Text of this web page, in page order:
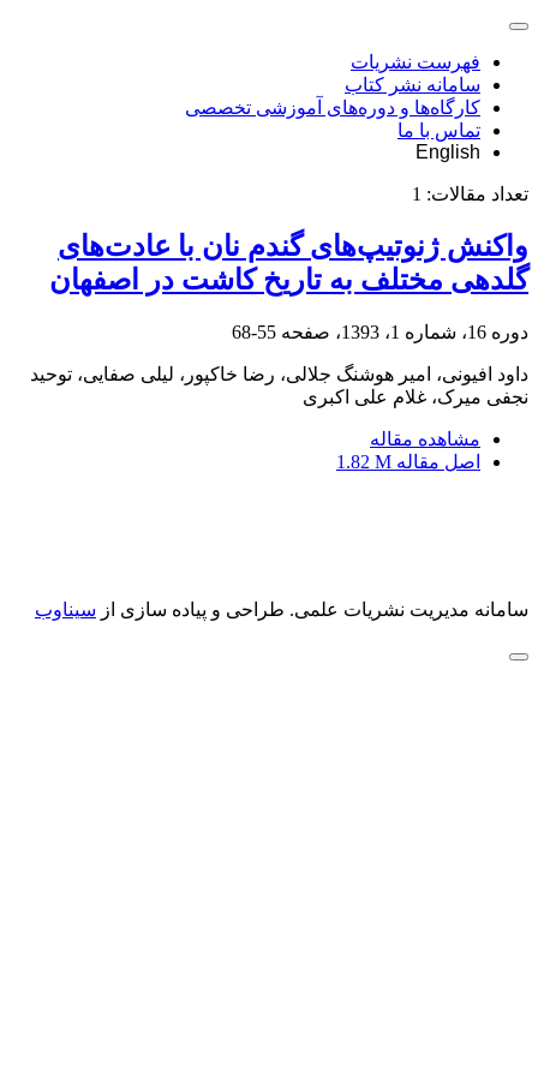
فهرست نشریات
سامانه نشر کتاب
کارگاه‌ها و دوره‌های آموزشی تخصصی
تماس با ما
English
تعداد مقالات: 1
واکنش ژنوتیپ‌های گندم نان با عادت‌های
گلدهی مختلف به تاریخ کاشت در اصفهان
دوره 16، شماره 1، 1393، صفحه 55-68
داود افیونی، امیر هوشنگ جلالی، رضا خاکپور، لیلی صفایی، توحید
نجفی میرک، غلام علی اکبری
مشاهده مقاله
اصل مقاله 1.82 M
سامانه مدیریت نشریات علمی. طراحی و پیاده سازی از سیناوب